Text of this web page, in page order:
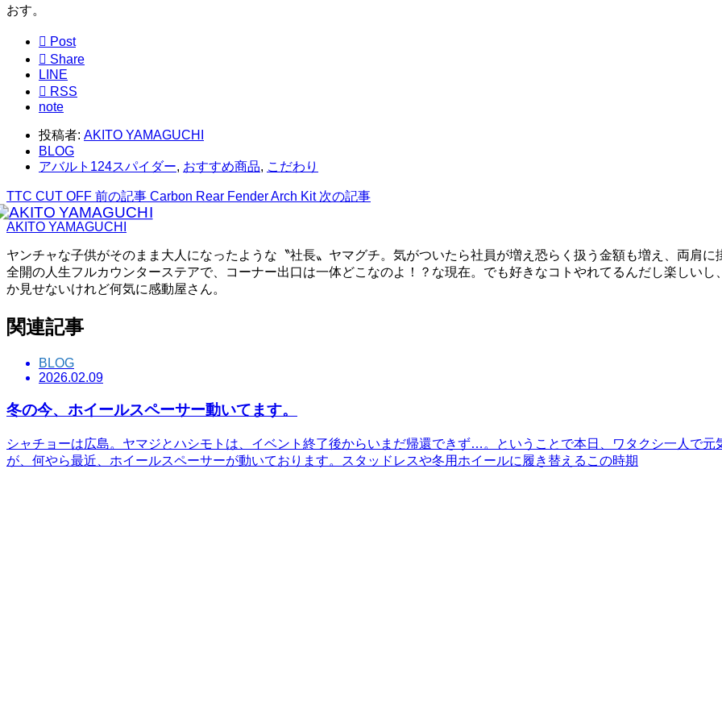
おす。
 Post
 Share
LINE
 RSS
note
投稿者: AKITO YAMAGUCHI
BLOG
アバルト124スパイダー, おすすめ商品, こだわり
TTC CUT OFF 前の記事 Carbon Rear Fender Arch Kit 次の記事
AKITO YAMAGUCHI
ヤンチャな子供がそのまま大人になったような〝社長〟ヤマグチ。気がついたら社員が増え恐らく扱う金額も増え、両肩
全開の人生フルカウンターステアで、コーナー出口は一体どこなのよ！？な現在。でも好きなコトやれてるんだし楽しい
か見せないけれど何気に感動屋さん。
関連記事
BLOG
2026.02.09
冬の今、ホイールスペーサー動いてます。
シャチョーは広島。ヤマジとハシモトは、イベント終了後からいまだ帰還できず…。ということで本日、ワタクシ一人で
が、何やら最近、ホイールスペーサーが動いております。スタッドレスや冬用ホイールに履き替えるこの時期